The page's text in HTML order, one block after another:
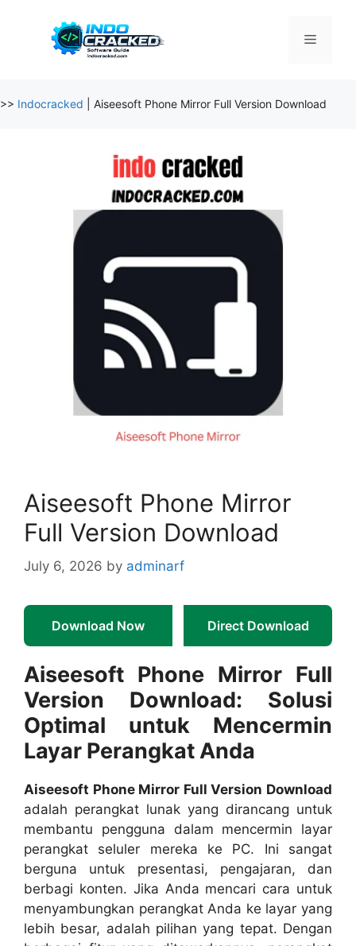
Menu
>> Indocracked Aiseesoft Phone Mirror Full Version Download
Aiseesoft Phone Mirror
Full Version Download
July 6, 2026 by adminarf
Download Now Direct Download
Aiseesoft Phone Mirror Full
Version Download: Solusi
Optimal untuk Mencermin
Layar Perangkat Anda
Aiseesoft Phone Mirror Full Version Download
adalah perangkat lunak yang dirancang untuk
membantu pengguna dalam mencermin layar
perangkat seluler mereka ke PC. Ini sangat
berguna untuk presentasi, pengajaran, dan
berbagi konten. Jika Anda mencari cara untuk
menyambungkan perangkat Anda ke layar yang
lebih besar, adalah pilihan yang tepat. Dengan